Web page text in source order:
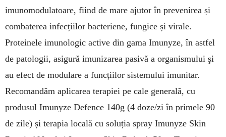
imunomodulatoare, fiind de mare ajutor în prevenirea și
combaterea infecțiilor bacteriene, fungice și virale.
Proteinele imu­nologic active din gama Imunyze, în astfel
de patologii, asigură imunizarea pasivă a organismului şi
au efect de modulare a funcțiilor sistemului imu­nitar.
Recomandăm aplicarea terapiei pe cale generală, cu
produsul Imunyze Defence 140g (4 doze/zi în primele 90
de zile) și terapia locală cu soluția spray Imunyze Skin